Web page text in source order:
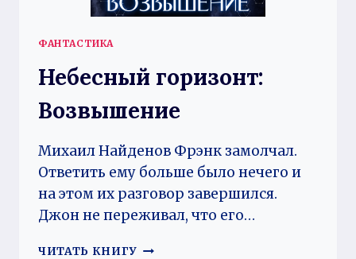
ФАНТАСТИКА
Небесный горизонт:
Возвышение
Михаил Найденов Фрэнк замолчал.
Ответить ему больше было нечего и
на этом их разговор завершился.
Джон не переживал, что его…
ЧИТАТЬ КНИГУ НЕБЕСНЫЙ